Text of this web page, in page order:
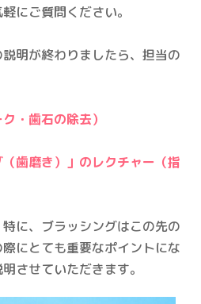
にご質問ください。
明が終わりましたら、担当の
・歯石の除去）
歯磨き）」のレクチャー（指
に、ブラッシングはこの先の
にとても重要なポイントにな
させていただきます。